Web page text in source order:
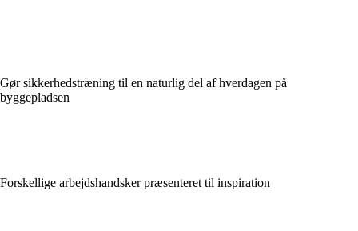
Gør sikkerhedstræning til en naturlig del af hverdagen på
byggepladsen
Forskellige arbejdshandsker præsenteret til inspiration